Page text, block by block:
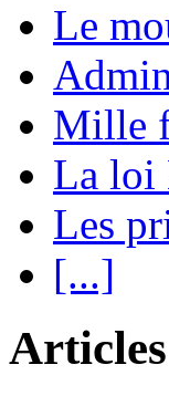
Le
Mille
La loi
Les
[...]